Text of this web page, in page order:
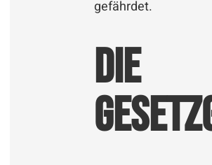
gefährdet.
Die